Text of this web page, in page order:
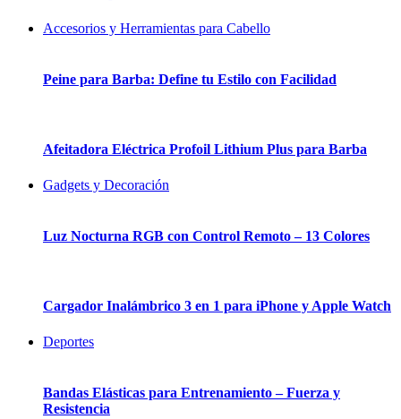
Accesorios y Herramientas para Cabello
Peine para Barba: Define tu Estilo con Facilidad
Afeitadora Eléctrica Profoil Lithium Plus para Barba
Gadgets y Decoración
Luz Nocturna RGB con Control Remoto – 13 Colores
Cargador Inalámbrico 3 en 1 para iPhone y Apple Watch
Deportes
Bandas Elásticas para Entrenamiento – Fuerza y
Resistencia